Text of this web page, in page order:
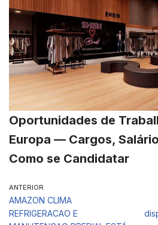
Oportunidades de
Europa — Cargos,
Como se Candidatar
ANTERIOR
AMAZON CLIMA
REFRIGERACAO E